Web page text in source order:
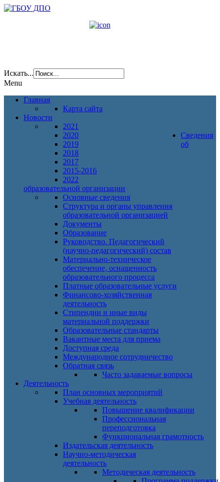
Искать...
Menu
Главная
Карта сайта
Новости
2021
2020
2019
2018
2017
2015-2016
2022
Сведения
об
образовательной организации
Основные сведения
Структура и органы управления
образовательной организацией
Документы
Образование
Руководство. Педагогический
(научно-педагогический) состав
Материально-техническое
обеспечение, оснащенность
образовательного процесса
Платные образовательные услуги
Финансово-хозяйственная
деятельность
Стипендии и иные виды
материальной поддержки
Образовательные стандарты
Вакантные места для приема
Доступная среда
Международное сотрудничество
Обратная связь
Часто задаваемые вопросы
Деятельность
План основных мероприятий
Учебная деятельность
Повышение квалификации
Профессиональная
переподготовка
Функциональная грамотность
Издательская деятельность
Научно-методическая
деятельность
Методическая деятельность